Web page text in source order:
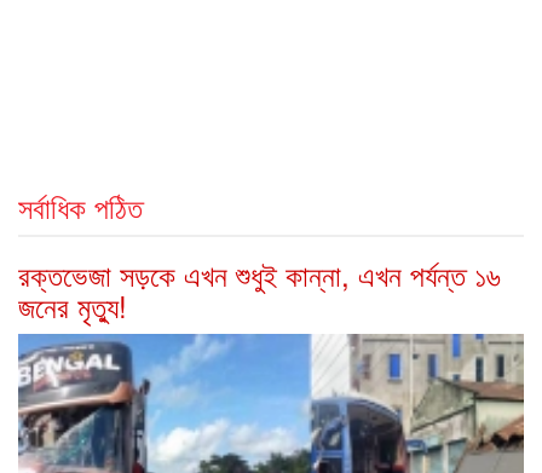
সর্বাধিক পঠিত
রক্তভেজা সড়কে এখন শুধুই কান্না, এখন পর্যন্ত ১৬
জনের মৃত্যু!